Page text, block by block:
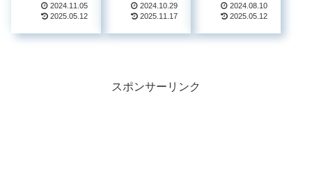
を探る | 江戸
統と文化
2024.11.05
2025.05.12
2024！歴史
と魅力を徹
底解説
2024.10.29
2025.11.17
日程、楽し
解説
2024.08.10
2025.05.12
スポンサーリンク